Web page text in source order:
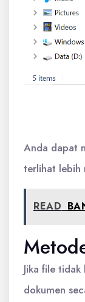
Anda dapat
terlihat lebih
READ
Jika file
dokumen